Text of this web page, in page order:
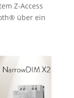
Z-Access
über ein